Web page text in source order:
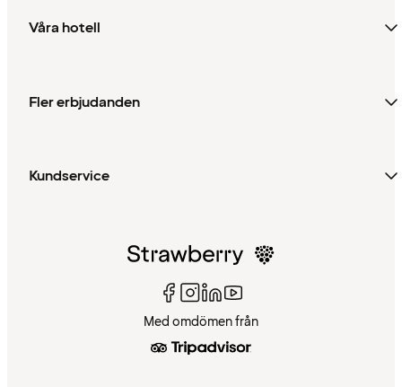
Våra hotell
Fler erbjudanden
Kundservice
Med omdömen från